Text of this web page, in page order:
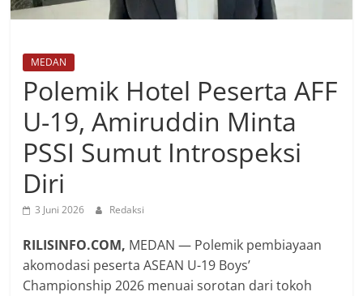
MEDAN
Polemik Hotel Peserta AFF
U-19, Amiruddin Minta
PSSI Sumut Introspeksi
Diri
3 Juni 2026 Redaksi
RILISINFO.COM, MEDAN — Polemik pembiayaan
akomodasi peserta ASEAN U-19 Boys’
Championship 2026 menuai sorotan dari tokoh